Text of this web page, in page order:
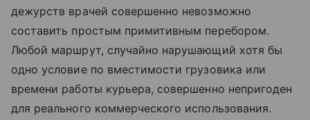
дежурств врачей совершенно невозможно
составить простым примитивным перебором.
Любой маршрут, случайно нарушающий хотя бы
одно условие по вместимости грузовика или
времени работы курьера, совершенно непригоден
для реального коммерческого использования.